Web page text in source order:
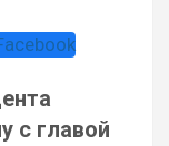
с главой